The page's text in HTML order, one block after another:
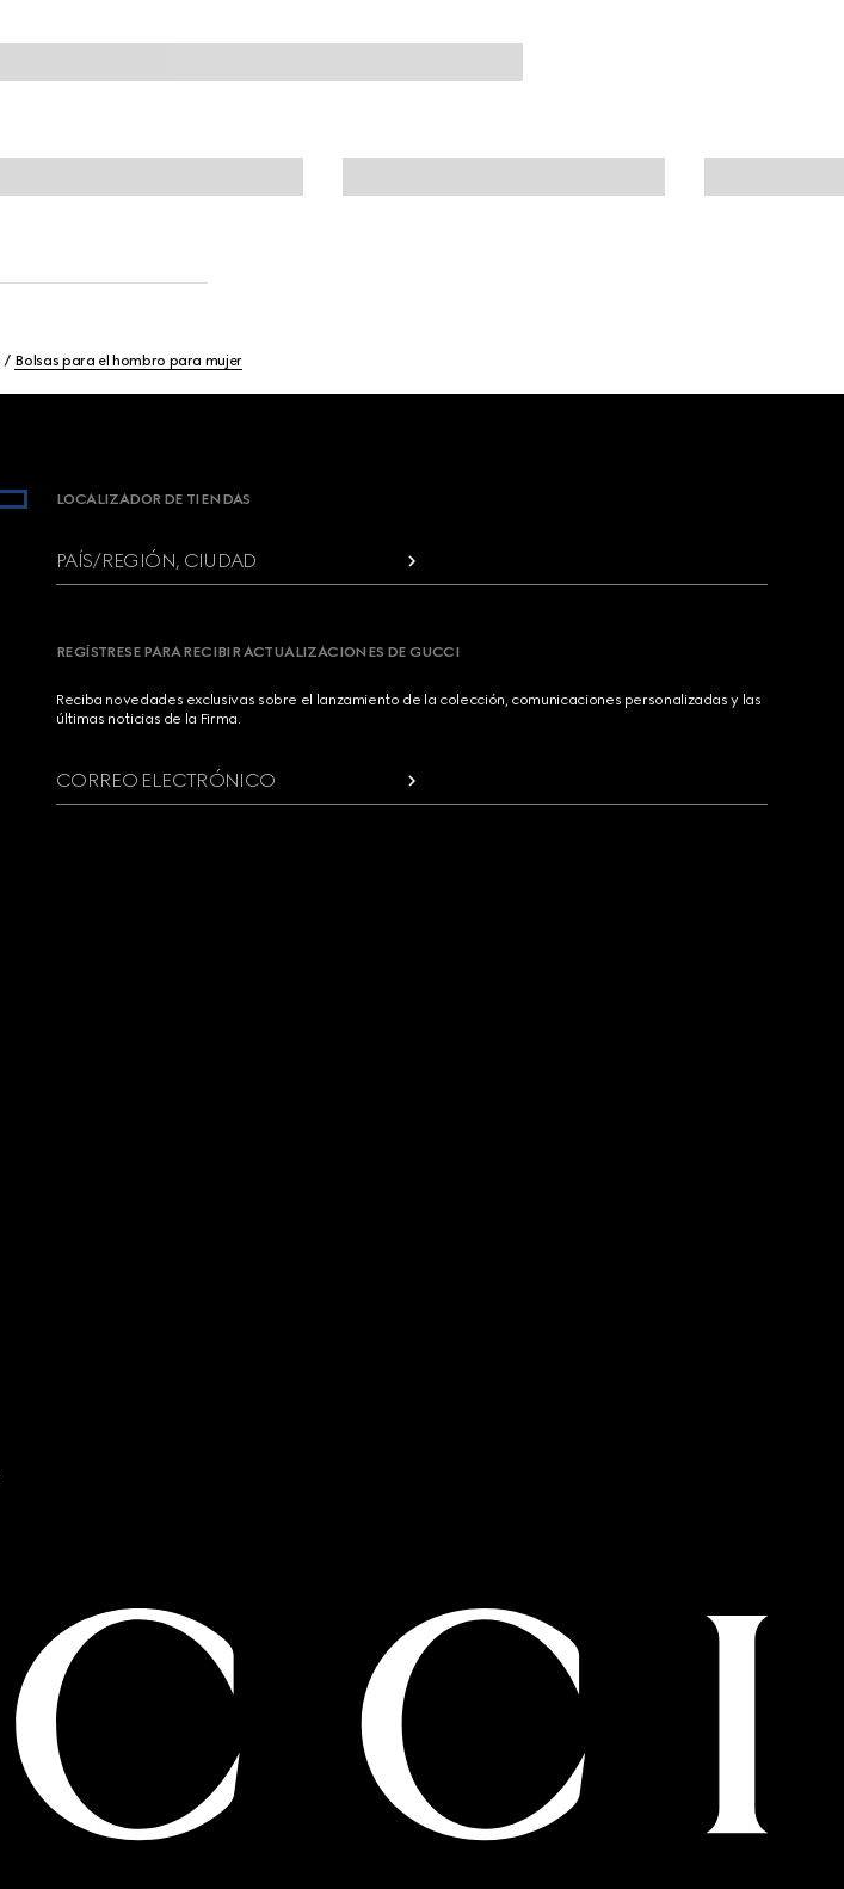
Bolsas para el hombro para mujer
LOCALIZADOR DE TIENDAS
PAÍS/REGIÓN, CIUDAD
REGÍSTRESE PARA RECIBIR ACTUALIZACIONES DE GUCCI
Reciba novedades exclusivas sobre el lanzamiento de la colección, comunicaciones personalizadas y las
últimas noticias de la Firma.
CORREO ELECTRÓNICO